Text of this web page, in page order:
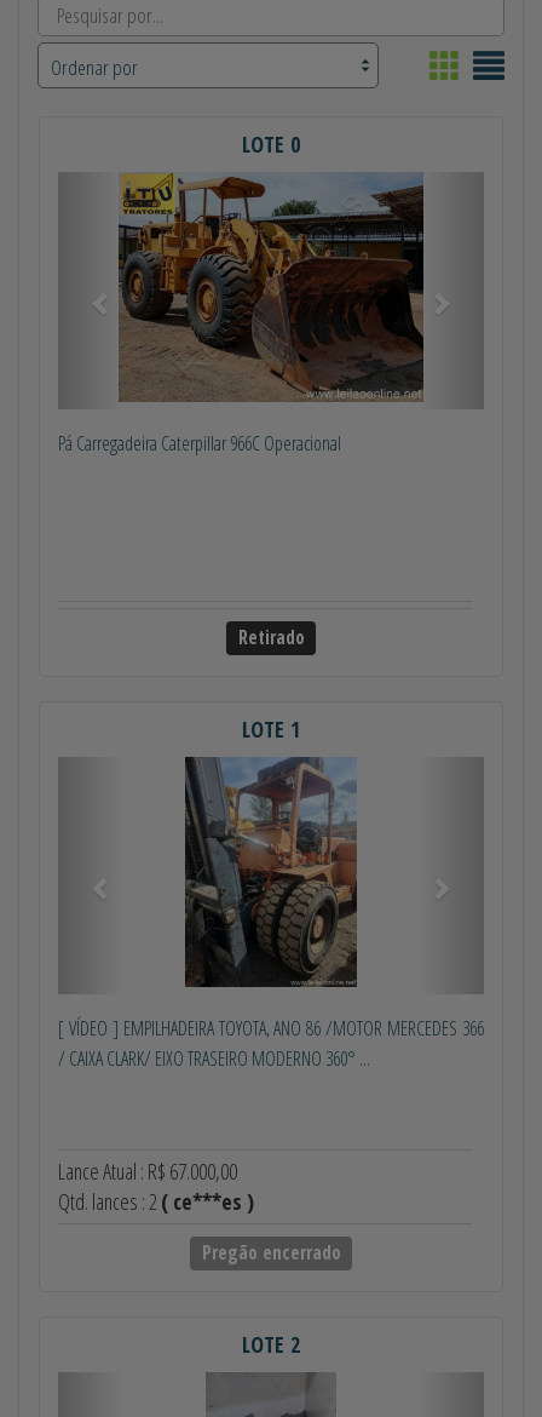
LOTE 0
Anterior
Pá Carregadeira Caterpillar 966C Operacional
Retirado
LOTE 1
[ VÍDEO ] EMPILHADEIRA TOYOTA, ANO 86 /MOTOR MERCEDES 366
/ CAIXA CLARK/ EIXO TRASEIRO MODERNO 360° ...
Lance Atual : R$ 67.000,00
Qtd. lances : 2 ( ce***es )
Pregão encerrado
LOTE 2